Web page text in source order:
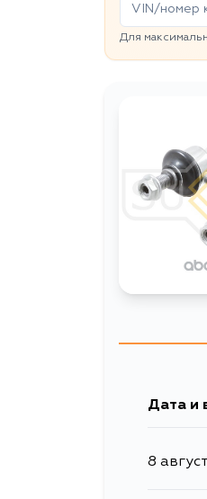
Для
Дата и
8